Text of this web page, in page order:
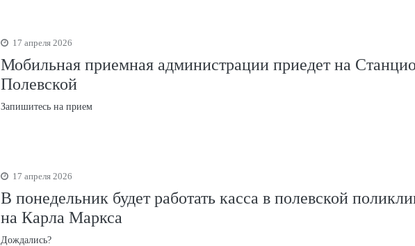
17 апреля 2026
Мобильная приемная администрации приедет на
Полевской
Запишитесь на прием
17 апреля 2026
В понедельник будет работать касса в полевской
на Карла Маркса
Дождались?